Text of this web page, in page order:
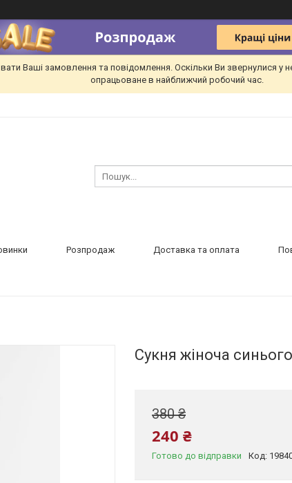
Ваші замовлення та повідомлення. Оскільки Ви звернулися у
опрацьоване в найближчий робочий час.
Розпродаж Доставка та оплата
Сукня жіноча
380 ₴
240 ₴
Готово до відправки Код: